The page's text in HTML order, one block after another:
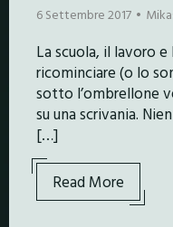
6 Settembre 2017
La scuola, il lavoro
ricominciare (o lo
sotto l’ombrellone
su una scrivania.
[…]
Read More